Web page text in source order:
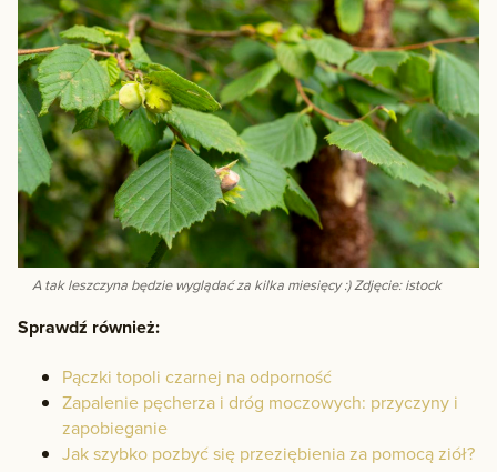
A tak leszczyna będzie wyglądać za kilka miesięcy :) Zdjęcie: istock
Sprawdź również:
Pączki topoli czarnej na odporność
Zapalenie pęcherza i dróg moczowych: przyczyny i
zapobieganie
Jak szybko pozbyć się przeziębienia za pomocą ziół?